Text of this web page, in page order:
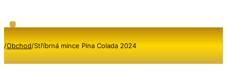
/Obchod/Stříbrná mince Pina Colada 2024